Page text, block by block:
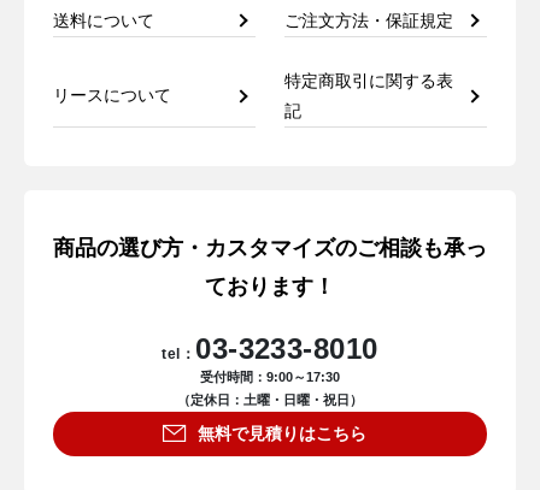
送料について ご注文方法・保証規定
リースについて
特定商取引に関する表
記
商品の選び方・カスタマイズのご相談も承っ
ております！
tel： 03-3233-8010
受付時間：9:00～17:30
（定休日：土曜・日曜・祝日）
無料で見積りはこちら